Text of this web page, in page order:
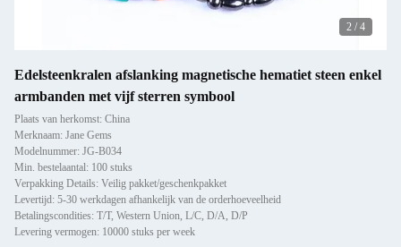
2 / 4
Edelsteenkralen afslanking magnetische hematiet steen enkel
armbanden met vijf sterren symbool
Plaats van herkomst: China
Merknaam: Jane Gems
Modelnummer: JG-B034
Min. bestelaantal: 100 stuks
Verpakking Details: Veilig pakket/geschenkpakket
Levertijd: 5-30 werkdagen afhankelijk van de orderhoeveelheid
Betalingscondities: T/T, Western Union, L/C, D/A, D/P
Levering vermogen: 10000 stuks per week